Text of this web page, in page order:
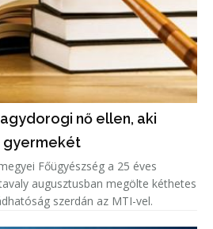
nő ellen, aki
Főügyészség a 25 éves
augusztusban megölte kéthetes
szerdán az MTI-vel.